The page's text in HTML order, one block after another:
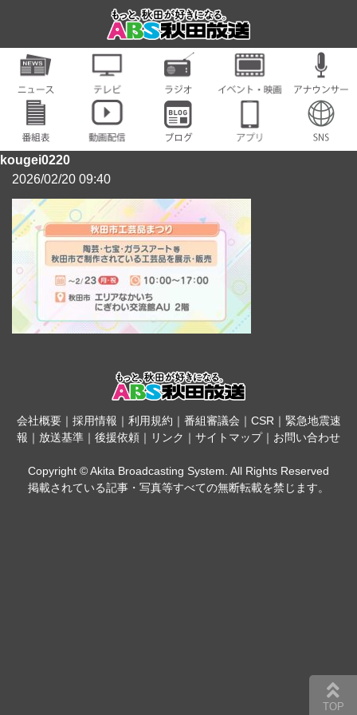
kougei0220
2026/02/20 09:40
会社概要｜ 採用情報 ｜ 利用規約 ｜ 番組審議会 ｜ CSR｜ 緊急地震速
報 ｜ 放送基準 ｜ 後援依頼 ｜ リンク ｜ サイトマップ｜ お問い合わせ
Copyright © Akita Broadcasting System. All Rights Reserved
掲載されている記事・写真等すべての無断転載を禁じます。